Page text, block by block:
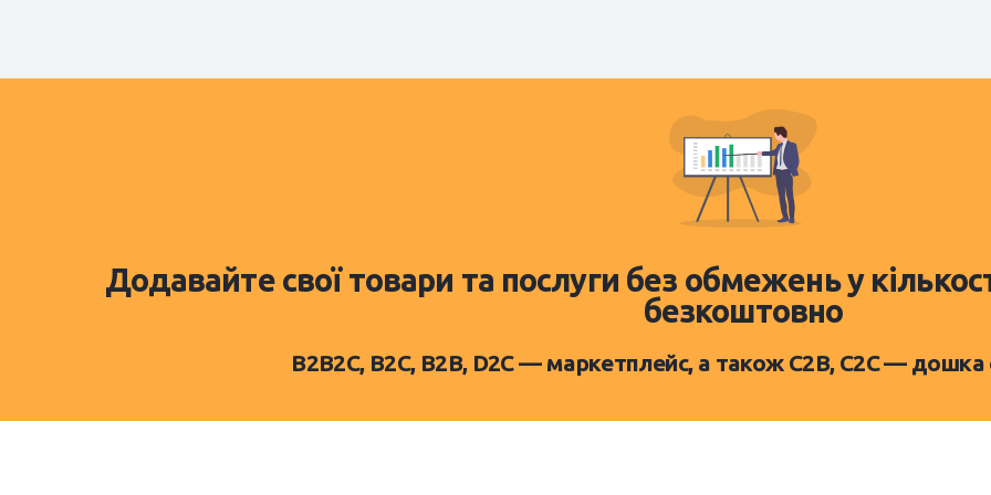
Додавайте свої товари та послуги без обмежень у
безкоштовно
B2B2C, B2C, B2B, D2C — маркетплейс, а також C2B, C2C —